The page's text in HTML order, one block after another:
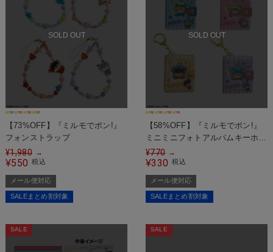
SOLD OUT
【73%OFF】『ミルモでポン!』
フォンストラップ
¥1,980 →
¥550 税込
メール便対応
SALEまとめ割対象
SOLD OUT
【58%OFF】『ミルモでポン!』
ミニミニフォトアルバムキーホル
ダー
¥770 →
¥330 税込
メール便対応
SALEまとめ割対象
SALE SALE